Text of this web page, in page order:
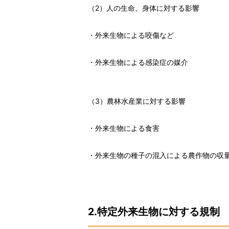
（2）人の生命、身体に対する影響
・外来生物による咬傷など
・外来生物による感染症の媒介
（3）農林水産業に対する影響
・外来生物による食害
・外来生物の種子の混入による農作物の収
2.特定外来生物に対する規制